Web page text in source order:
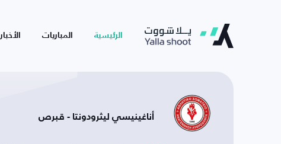
الرئيسية المباريات الأخبار
أناغينيسي ليثرودونتا - قبرص